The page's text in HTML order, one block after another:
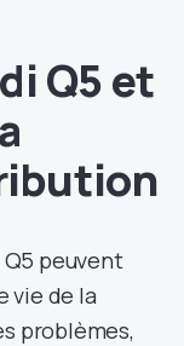
Q5 et
peuvent
vie de la
problèmes,